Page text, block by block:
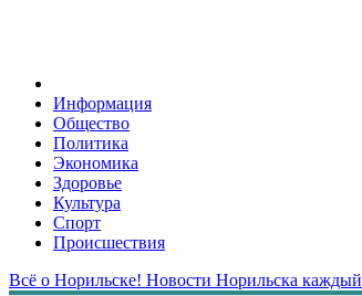
Информация
Общество
Политика
Экономика
Здоровье
Культура
Спорт
Происшествия
Всё о Норильске! Новости Норильска каждый